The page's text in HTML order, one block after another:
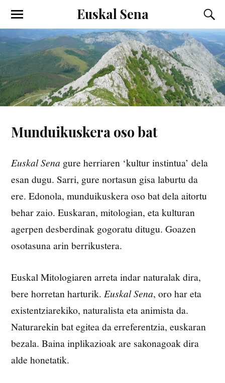
Euskal Sena
Munduikuskera oso bat
Euskal Sena gure herriaren ‘kultur instintua’ dela
esan dugu. Sarri, gure nortasun gisa laburtu da
ere. Edonola, munduikuskera oso bat dela aitortu
behar zaio. Euskaran, mitologian, eta kulturan
agerpen desberdinak gogoratu ditugu. Goazen
osotasuna arin berrikustera.
Euskal Mitologiaren arreta indar naturalak dira,
bere horretan harturik. Euskal Sena, oro har eta
existentziarekiko, naturalista eta animista da.
Naturarekin bat egitea da erreferentzia, euskaran
bezala. Baina inplikazioak are sakonagoak dira
alde honetatik.